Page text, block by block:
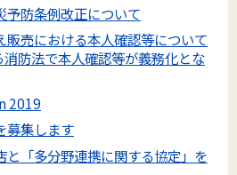
予防条例改正について
販売における本人確認等について
消防法で本人確認等が義務化とな
2019
募集します
と「多分野連携に関する協定」を